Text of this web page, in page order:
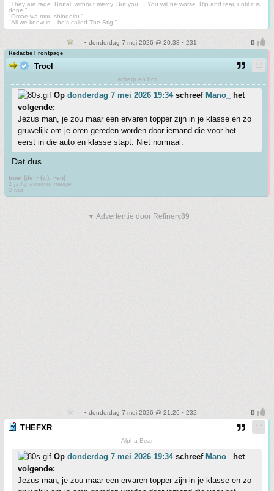
"They are rage. Brutal, without mercy. But you.... You will be worse. Rip and tear, until it is
done!"
"Omae wa mou shindeiru."
"All we know is... he's called The Stig!"
• donderdag 7 mei 2026 @ 20:38 • 231
Redactie Frontpage
Troel
scherp en bot
Op donderdag 7 mei 2026 19:34schreef Mano_
het
volgende:
Jezus man, je zou maar een ervaren topper zijn in je klasse en zo
gruwelijk om je oren gereden worden door iemand die voor het
eerst in die auto en klasse stapt. Niet normaal.
Dat dus.
troel (de ~ (v.), ~en)
1 [inf.] vrouw of meisje
2 trut
▼ Advertentie door Refinery89
• donderdag 7 mei 2026 @ 21:26 • 232
THEFXR
Alpha Bear
Op donderdag 7 mei 2026 19:34schreef Mano_
het
volgende:
Jezus man, je zou maar een ervaren topper zijn in je klasse en zo